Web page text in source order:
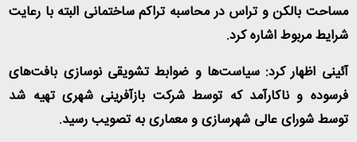
مساحت بالکن و تراس در محاسبه تراکم ساختمانی البته با رعایت
شرایط مربوط اشاره کرد.
آئینی اظهار کرد: سیاست‌ها و ضوابط تشویقی نوسازی بافت‌های
فرسوده و ناکارآمد که توسط شرکت بازآفرینی شهری تهیه شد
توسط شورای عالی شهرسازی و معماری به تصویب رسید.